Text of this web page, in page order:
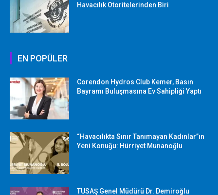
Havacılık Otoritelerinden Biri
EN POPÜLER
Corendon Hydros Club Kemer, Basın
Bayramı Buluşmasına Ev Sahipliği Yaptı
“Havacılıkta Sınır Tanımayan Kadınlar”ın
Yeni Konuğu: Hürriyet Munanoğlu
TUSAŞ Genel Müdürü Dr. Demiroğlu